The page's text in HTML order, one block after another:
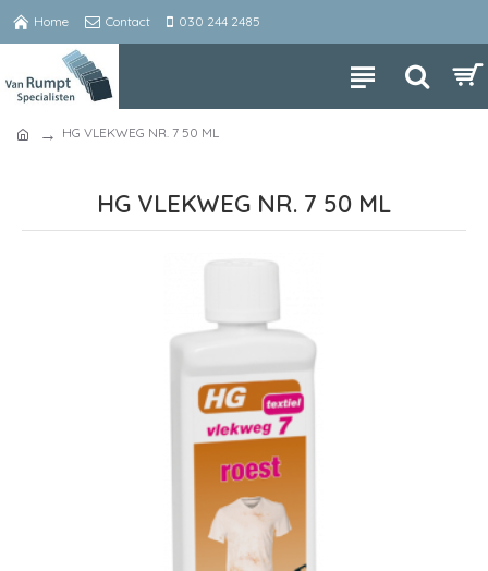
Home Contact 030 244 2485
HG VLEKWEG NR. 7 50 ML
HG VLEKWEG NR. 7 50 ML